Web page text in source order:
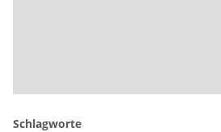
Schlagworte